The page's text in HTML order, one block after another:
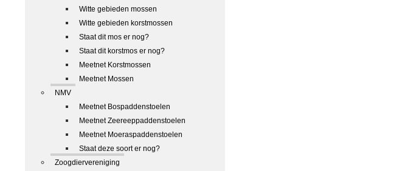
Witte gebieden mossen
Witte gebieden korstmossen
Staat dit mos er nog?
Staat dit korstmos er nog?
Meetnet Korstmossen
Meetnet Mossen
NMV
Meetnet Bospaddenstoelen
Meetnet Zeereeppaddenstoelen
Meetnet Moeraspaddenstoelen
Staat deze soort er nog?
Zoogdiervereniging